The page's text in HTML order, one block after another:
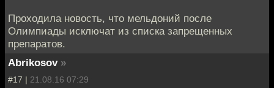
Проходила новость, что мельдоний после
Олимпиады исключат из списка запрещенных
препаратов.
Abrikosov »
#17 | 21.08.16 07:29